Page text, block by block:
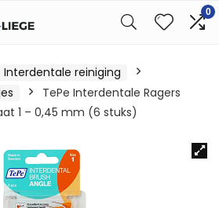
0
Interdentale reiniging
TePe Interdentale Ragers
1 – 0,45 mm (6 stuks)